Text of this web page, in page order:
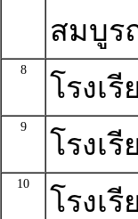
สมบู
8
โรงเ
9
โรงเ
10
โรงเ